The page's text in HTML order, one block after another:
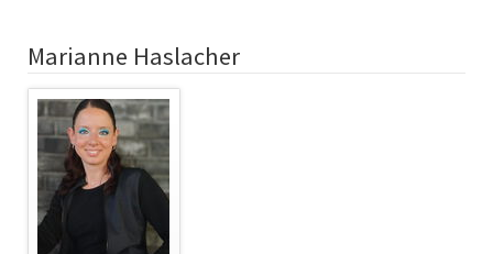
Marianne Haslacher